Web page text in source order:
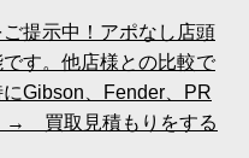
提示中！アポなし店頭
す。他店様との比較で
Gibson、Fender、PR
→ 買取見積もりをする